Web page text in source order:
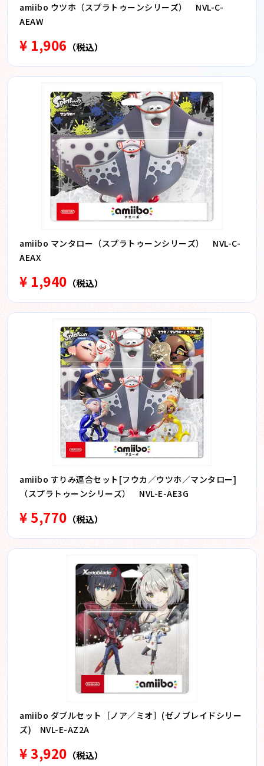
amiibo ウツホ（スプラトゥーンシリーズ） NVL-C-
AEAW
¥ 1,906 （税込）
amiibo マンタロー（スプラトゥーンシリーズ） NVL-C-
AEAX
¥ 1,940 （税込）
amiibo すりみ連合セット[フウカ／ウツホ／マンタロー]
（スプラトゥーンシリーズ） NVL-E-AE3G
¥ 5,770 （税込）
amiibo ダブルセット［ノア／ミオ］(ゼノブレイドシリー
ズ) NVL-E-AZ2A
¥ 3,920 （税込）